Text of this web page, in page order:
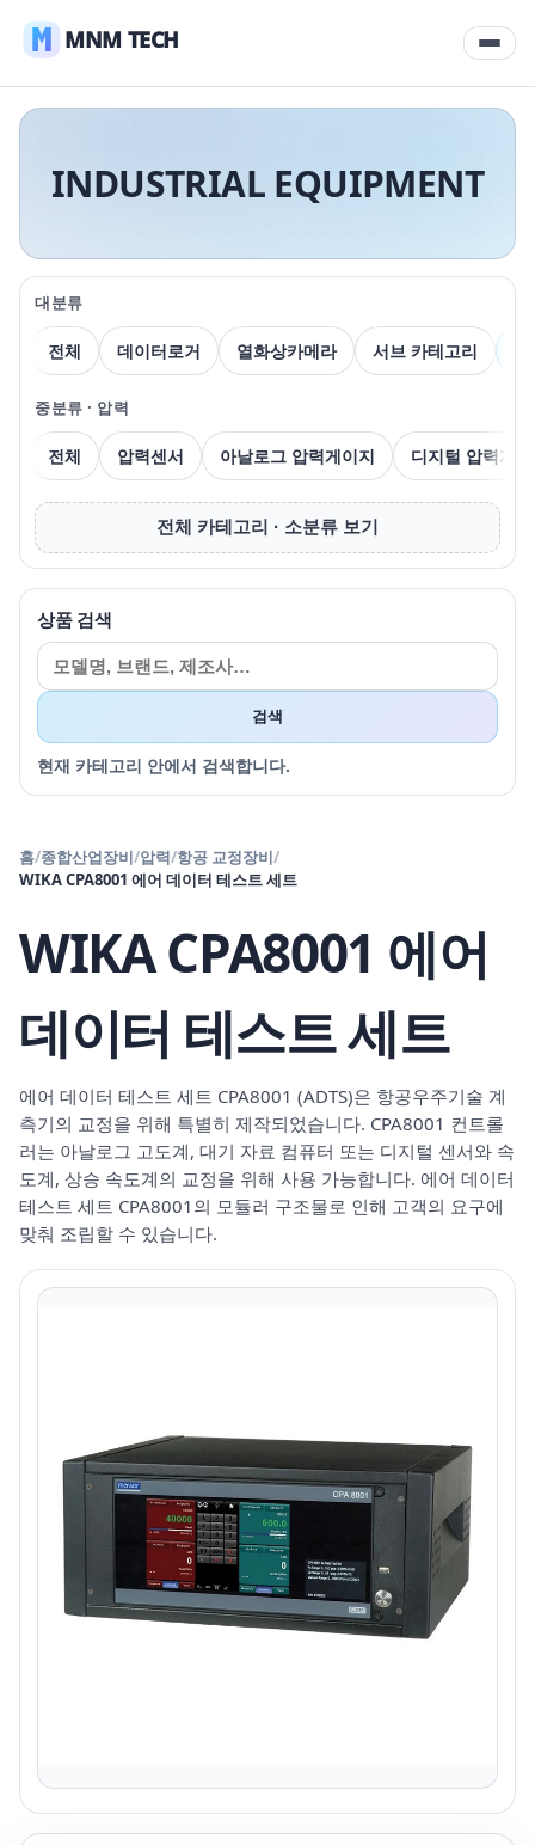
MNM TECH
INDUSTRIAL EQUIPMENT
대분류
전체 데이터로거 열화상카메라 서브 카테고리
중분류 · 압력
전체 압력센서 아날로그 압력게이지 디지털 압력게
전체 카테고리 · 소분류 보기
상품 검색
검색
현재 카테고리 안에서 검색합니다.
홈/종합산업장비/압력/항공 교정장비/
WIKA CPA8001 에어 데이터 테스트 세트
WIKA CPA8001 에어
데이터 테스트 세트
에어 데이터 테스트 세트 CPA8001 (ADTS)은 항공우주기술 계
측기의 교정을 위해 특별히 제작되었습니다. CPA8001 컨트롤
러는 아날로그 고도계, 대기 자료 컴퓨터 또는 디지털 센서와 속
도계, 상승 속도계의 교정을 위해 사용 가능합니다. 에어 데이터
테스트 세트 CPA8001의 모듈러 구조물로 인해 고객의 요구에
맞춰 조립할 수 있습니다.